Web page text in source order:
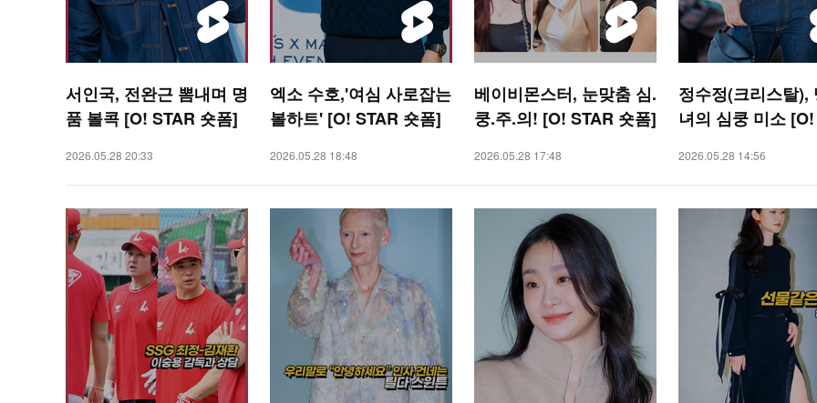
서인국, 전완근 뽐내며 명
품 볼콕 [O! STAR 숏폼]
2026.05.28 20:33
엑소 수호,'여심 사로잡는
볼하트' [O! STAR 숏폼]
2026.05.28 18:48
베이비몬스터, 눈맞춤 심.
쿵.주.의! [O! STAR 숏폼]
2026.05.28 17:48
정수정(크리스탈),
녀의 심쿵 미소
2026.05.28 14:56